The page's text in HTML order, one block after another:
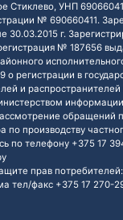
Стиклево, УНП
№ 690660411.
30.03.2015 г.
№ 187656
регистрации в
и
обращений
по производству
по телефону +375 17
прав потребителей:
тел/факс +375 17 270-